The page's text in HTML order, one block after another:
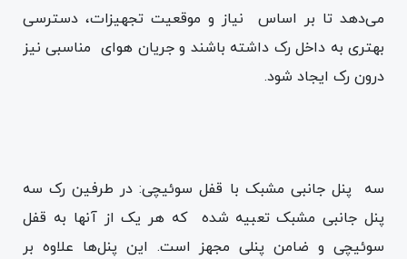
می‌دهد تا بر اساس نیاز و موقعیت تجهیزات، دسترسی
بهتری به داخل رک داشته باشند و جریان هوای مناسبی نیز
درون رک ایجاد شود.
سه پنل جانبی مشبک با قفل سوئیچی: در طرفین رک سه
پنل جانبی مشبک تعبیه شده که هر یک از آنها به قفل
سوئیچی و ضامن پنلی مجهز است. این پنل‌ها علاوه بر